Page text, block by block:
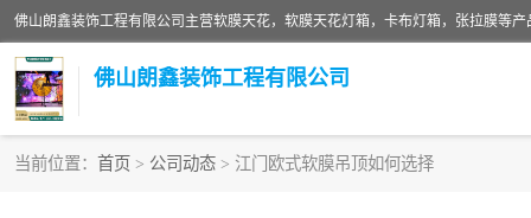
佛山朗鑫装饰工程有限公司
当前位置： 首页 > 公司动态 > 江门欧式软膜吊顶如何选择